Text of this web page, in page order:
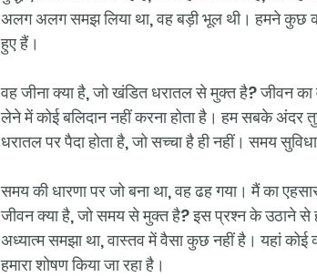
अलग अलग समझ लिया था, वह बड़ी भूल थी। हमने कुछ
हुए हैं।
वह जीना क्या है, जो खंडित धरातल से मुक्त है? जीवन
लेने में कोई बलिदान नहीं करना होता है। हम सबके अंदर
धरातल पर पैदा होता है, जो सच्चा है ही नहीं। समय
समय की धारणा पर जो बना था, वह ढह गया। मैं का
जीवन क्या है, जो समय से मुक्त है? इस प्रश्न के उठाने से
अध्यात्म समझा था, वास्तव में वैसा कुछ नहीं है। यहां कोई
हमारा शोषण किया जा रहा है।